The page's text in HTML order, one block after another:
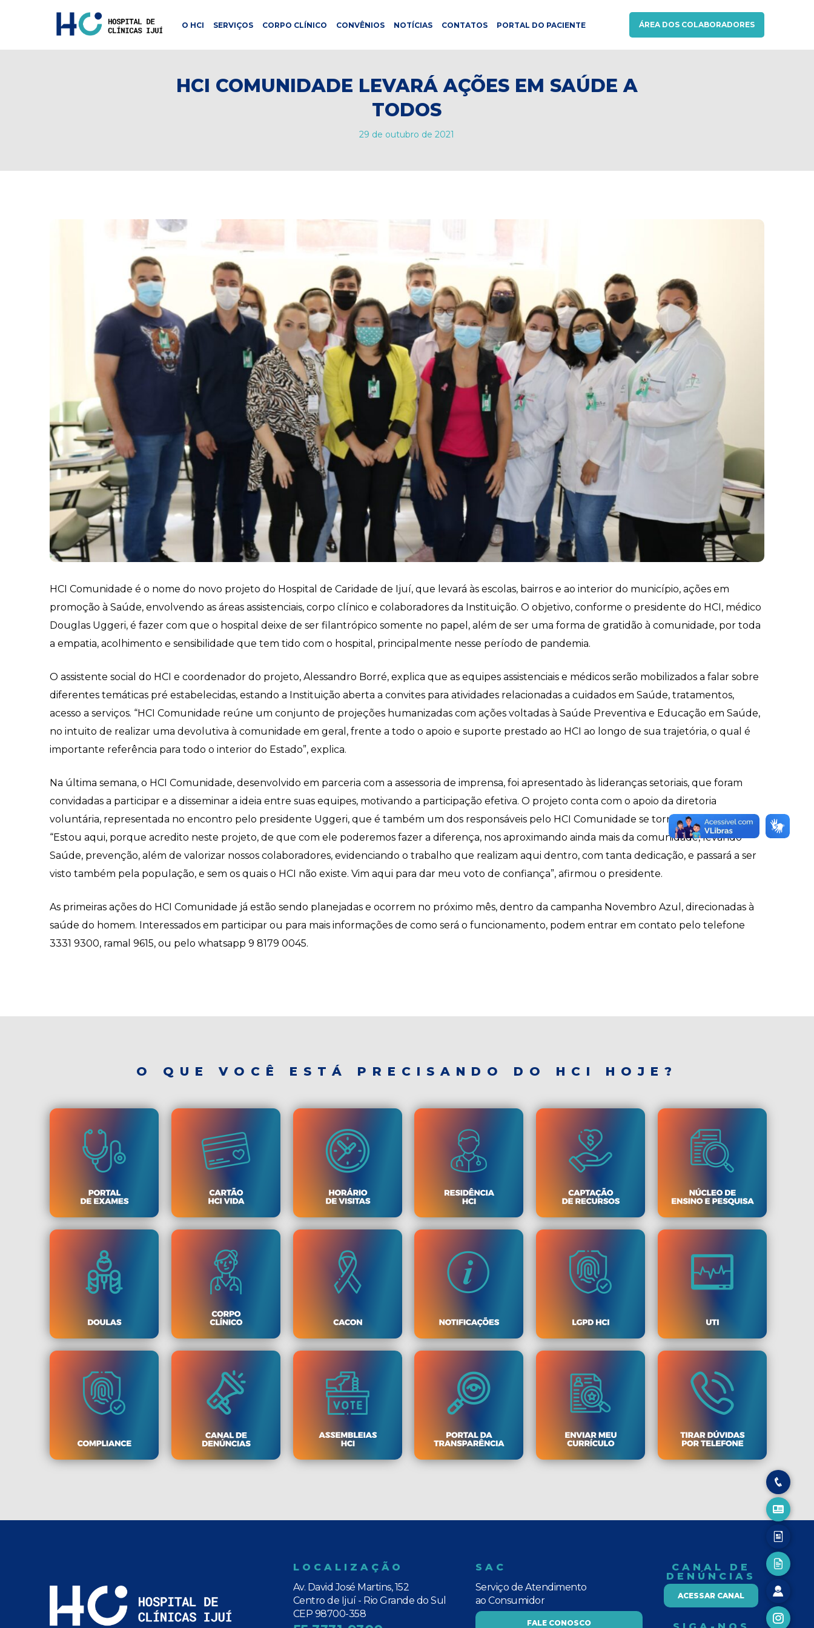
O HCI SERVIÇOS CORPO CLÍNICO CONVÊNIOS NOTÍCIAS CONTATOS PORTAL DO PACIENTE ÁREA DOS COLABORADORES
HCI COMUNIDADE LEVARÁ AÇÕES EM SAÚDE A
TODOS
29 de outubro de 2021
HCI Comunidade é o nome do novo projeto do Hospital de Caridade de Ijuí, que levará às escolas, bairros e ao interior do município, ações em
promoção à Saúde, envolvendo as áreas assistenciais, corpo clínico e colaboradores da Instituição. O objetivo, conforme o presidente do HCI, médico
Douglas Uggeri, é fazer com que o hospital deixe de ser filantrópico somente no papel, além de ser uma forma de gratidão à comunidade, por toda
a empatia, acolhimento e sensibilidade que tem tido com o hospital, principalmente nesse período de pandemia.
O assistente social do HCI e coordenador do projeto, Alessandro Borré, explica que as equipes assistenciais e médicos serão mobilizados a falar sobre
diferentes temáticas pré estabelecidas, estando a Instituição aberta a convites para atividades relacionadas a cuidados em Saúde, tratamentos,
acesso a serviços. “HCI Comunidade reúne um conjunto de projeções humanizadas com ações voltadas à Saúde Preventiva e Educação em Saúde,
no intuito de realizar uma devolutiva à comunidade em geral, frente a todo o apoio e suporte prestado ao HCI ao longo de sua trajetória, o qual é
importante referência para todo o interior do Estado”, explica.
Na última semana, o HCI Comunidade, desenvolvido em parceria com a assessoria de imprensa, foi apresentado às lideranças setoriais, que foram
convidadas a participar e a disseminar a ideia entre suas equipes, motivando a participação efetiva. O projeto conta com o apoio da diretoria
voluntária, representada no encontro pelo presidente Uggeri, que é também um dos responsáveis pelo HCI Comunidade se tornar uma realidade.
“Estou aqui, porque acredito neste projeto, de que com ele poderemos fazer a diferença, nos aproximando ainda mais da comunidade, levando
Saúde, prevenção, além de valorizar nossos colaboradores, evidenciando o trabalho que realizam aqui dentro, com tanta dedicação, e passará a ser
visto também pela população, e sem os quais o HCI não existe. Vim aqui para dar meu voto de confiança”, afirmou o presidente.
As primeiras ações do HCI Comunidade já estão sendo planejadas e ocorrem no próximo mês, dentro da campanha Novembro Azul, direcionadas à
saúde do homem. Interessados em participar ou para mais informações de como será o funcionamento, podem entrar em contato pelo telefone
3331 9300, ramal 9615, ou pelo whatsapp 9 8179 0045.
O QUE VOCÊ ESTÁ PRECISANDO DO HCI HOJE?
LOCALIZAÇÃO
Av. David José Martins, 152
Centro de Ijuí - Rio Grande do Sul
CEP 98700-358
SAC
Serviço de Atendimento
ao Consumidor
FALE CONOSCO
CANAL DE
DENÚNCIAS
ACESSAR CANAL